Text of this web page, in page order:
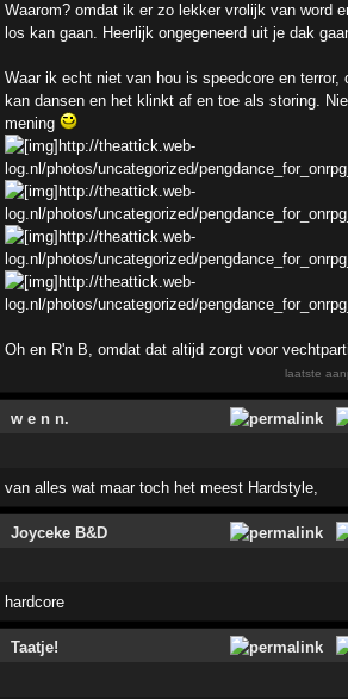
Waarom? omdat ik er zo lekker vrolijk van word
los kan gaan. Heerlijk ongegeneerd uit je dak
Waar ik echt niet van hou is speedcore en terror,
kan dansen en het klinkt af en toe als storing.
mening
Oh en R'n B, omdat dat altijd zorgt voor
laatste
w e n n.
van alles wat maar toch het meest Hardstyle,
Joyceke B&D
hardcore
Taatje!